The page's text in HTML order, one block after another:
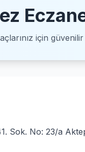
için
Sok. No: 23/a